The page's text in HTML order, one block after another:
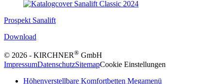
Prospekt Sanalift
Download
© 2026 - KIRCHNER® GmbH
ImpressumDatenschutzSitemapCookie Einstellungen
Höhenverstellbare Komfortbetten Megamenü